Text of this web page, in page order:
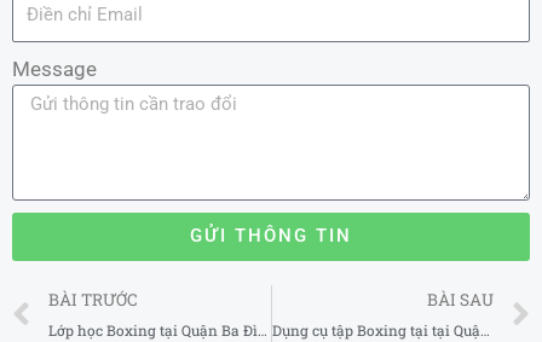
Message
GỬI THÔNG TIN
Prev
BÀI TRƯỚC
Lớp học Boxing tại Quận Ba Đình Hà Nội 2025
BÀI SAU
Dụng cụ tập Boxing tại tại Quận Cầu Giấy Hà Nội 2025